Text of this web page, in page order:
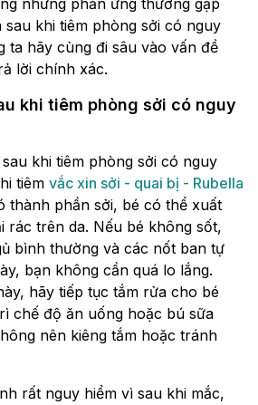
những phản ứng thường gặp
sau khi tiêm phòng sởi có nguy
ta hãy cùng đi sâu vào vấn đề
lời chính xác.
khi tiêm phòng sởi có nguy
khi tiêm phòng sởi có nguy
tiêm vắc xin sởi - quai bị - Rubella
thành phần sởi, bé có thể xuất
rác trên da. Nếu bé không sốt,
bình thường và các nốt ban tự
bạn không cần quá lo lắng.
hãy tiếp tục tắm rửa cho bé
chế độ ăn uống hoặc bú sữa
nên kiêng tắm hoặc tránh
rất nguy hiểm vì sau khi mắc,